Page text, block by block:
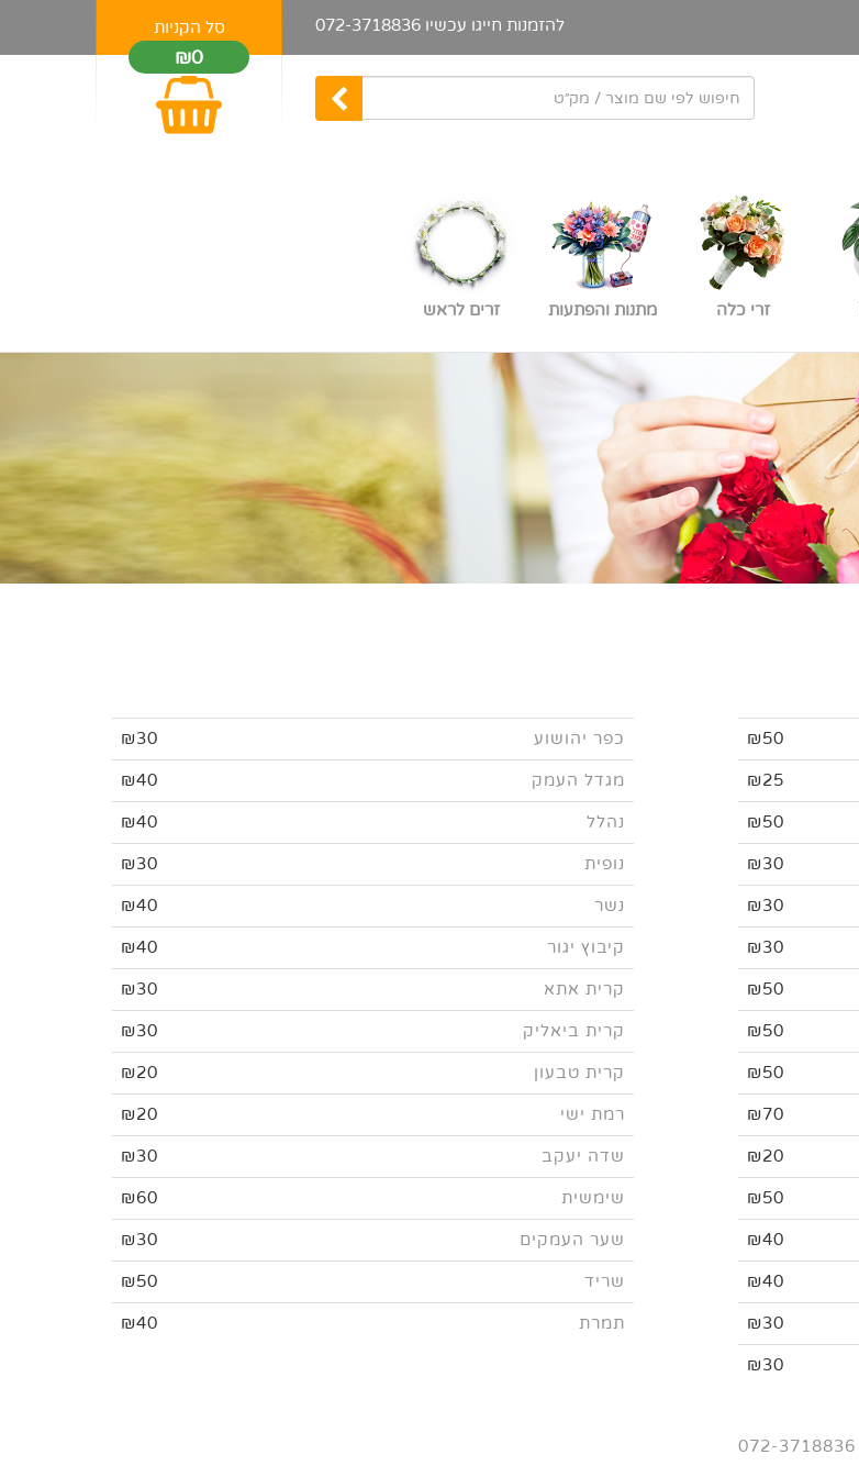
סל הקניות
₪0
להזמנות חייגו עכשיו 072-3718836
זרי כלה מתנות והפתעות זרים לראש
₪50
₪25
₪50
₪30
₪30
₪30
₪50
₪50
₪50
₪70
₪20
₪50
₪40
₪40
₪30
₪30
כפר יהושוע ₪30
מגדל העמק ₪40
נהלל ₪40
נופית ₪30
נשר ₪40
קיבוץ יגור ₪40
קרית אתא ₪30
קרית ביאליק ₪30
קרית טבעון ₪20
רמת ישי ₪20
שדה יעקב ₪30
שימשית ₪60
שער העמקים ₪30
שריד ₪50
תמרת ₪40
072-3718836